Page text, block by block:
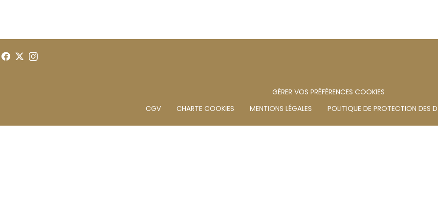
GÉRER VOS PRÉFÉRENCES COOKIES
CGV CHARTE COOKIES MENTIONS LÉGALES POLITIQUE DE PROTECTION DES